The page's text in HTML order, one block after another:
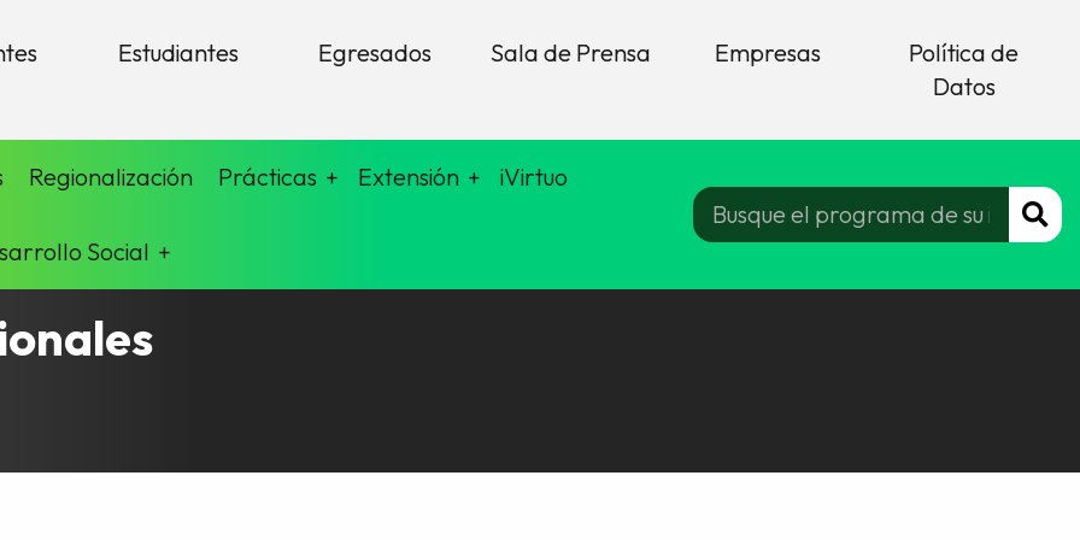
Estudiantes Egresados Sala de Prensa Empresas
Política de
Datos
Regionalización Prácticas Extensión iVirtuo
Social